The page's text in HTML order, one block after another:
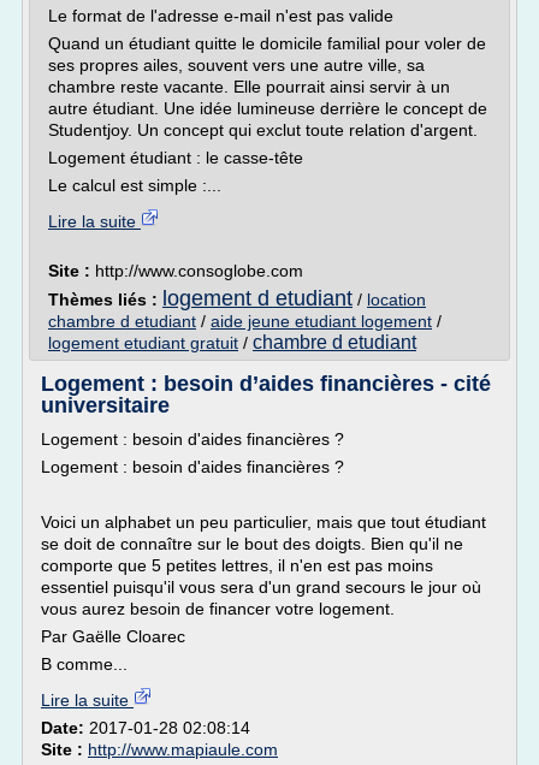
Le format de l'adresse e-mail n'est pas valide
Quand un étudiant quitte le domicile familial pour voler de
ses propres ailes, souvent vers une autre ville, sa
chambre reste vacante. Elle pourrait ainsi servir à un
autre étudiant. Une idée lumineuse derrière le concept de
Studentjoy. Un concept qui exclut toute relation d'argent.
Logement étudiant : le casse-tête
Le calcul est simple :...
Lire la suite
Site : http://www.consoglobe.com
Thèmes liés : logement d etudiant / location
chambre d etudiant / aide jeune etudiant logement /
logement etudiant gratuit / chambre d etudiant
Logement : besoin d’aides financières - cité
universitaire
Logement : besoin d'aides financières ?
Logement : besoin d'aides financières ?
Voici un alphabet un peu particulier, mais que tout étudiant
se doit de connaître sur le bout des doigts. Bien qu'il ne
comporte que 5 petites lettres, il n'en est pas moins
essentiel puisqu'il vous sera d'un grand secours le jour où
vous aurez besoin de financer votre logement.
Par Gaëlle Cloarec
B comme...
Lire la suite
Date: 2017-01-28 02:08:14
Site : http://www.mapiaule.com